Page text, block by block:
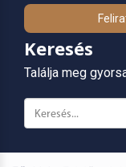
Keresés
Találja meg